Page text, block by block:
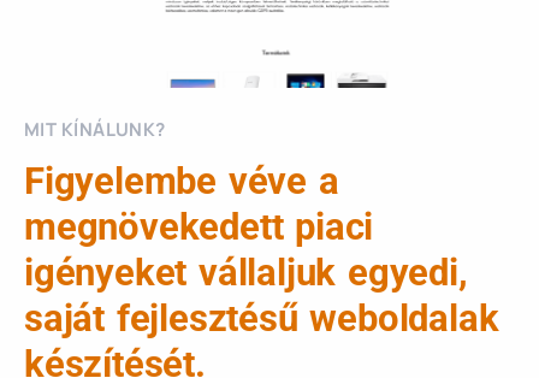
MIT KÍNÁLUNK?
Figyelembe véve a
megnövekedett piaci
igényeket vállaljuk egyedi,
saját fejlesztésű weboldalak
készítését.